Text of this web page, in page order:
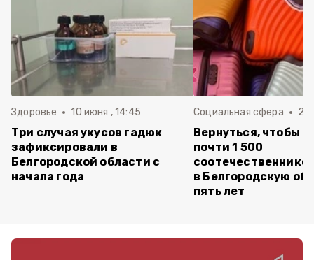
Здоровье 10 июня , 14:45
Три случая укусов гадюк
зафиксировали в
Белгородской области с
начала года
Социальная сфера 20
Вернуться, чтобы
почти 1 500
в Белгородскую
пять лет